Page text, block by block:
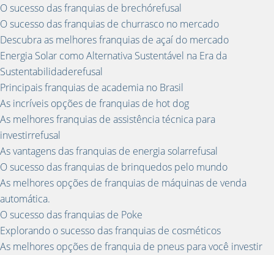
O sucesso das franquias de brechórefusal
O sucesso das franquias de churrasco no mercado
Descubra as melhores franquias de açaí do mercado
Energia Solar como Alternativa Sustentável na Era da
Sustentabilidaderefusal
Principais franquias de academia no Brasil
As incríveis opções de franquias de hot dog
As melhores franquias de assistência técnica para
investirrefusal
As vantagens das franquias de energia solarrefusal
O sucesso das franquias de brinquedos pelo mundo
As melhores opções de franquias de máquinas de venda
automática.
O sucesso das franquias de Poke
Explorando o sucesso das franquias de cosméticos
As melhores opções de franquia de pneus para você investir